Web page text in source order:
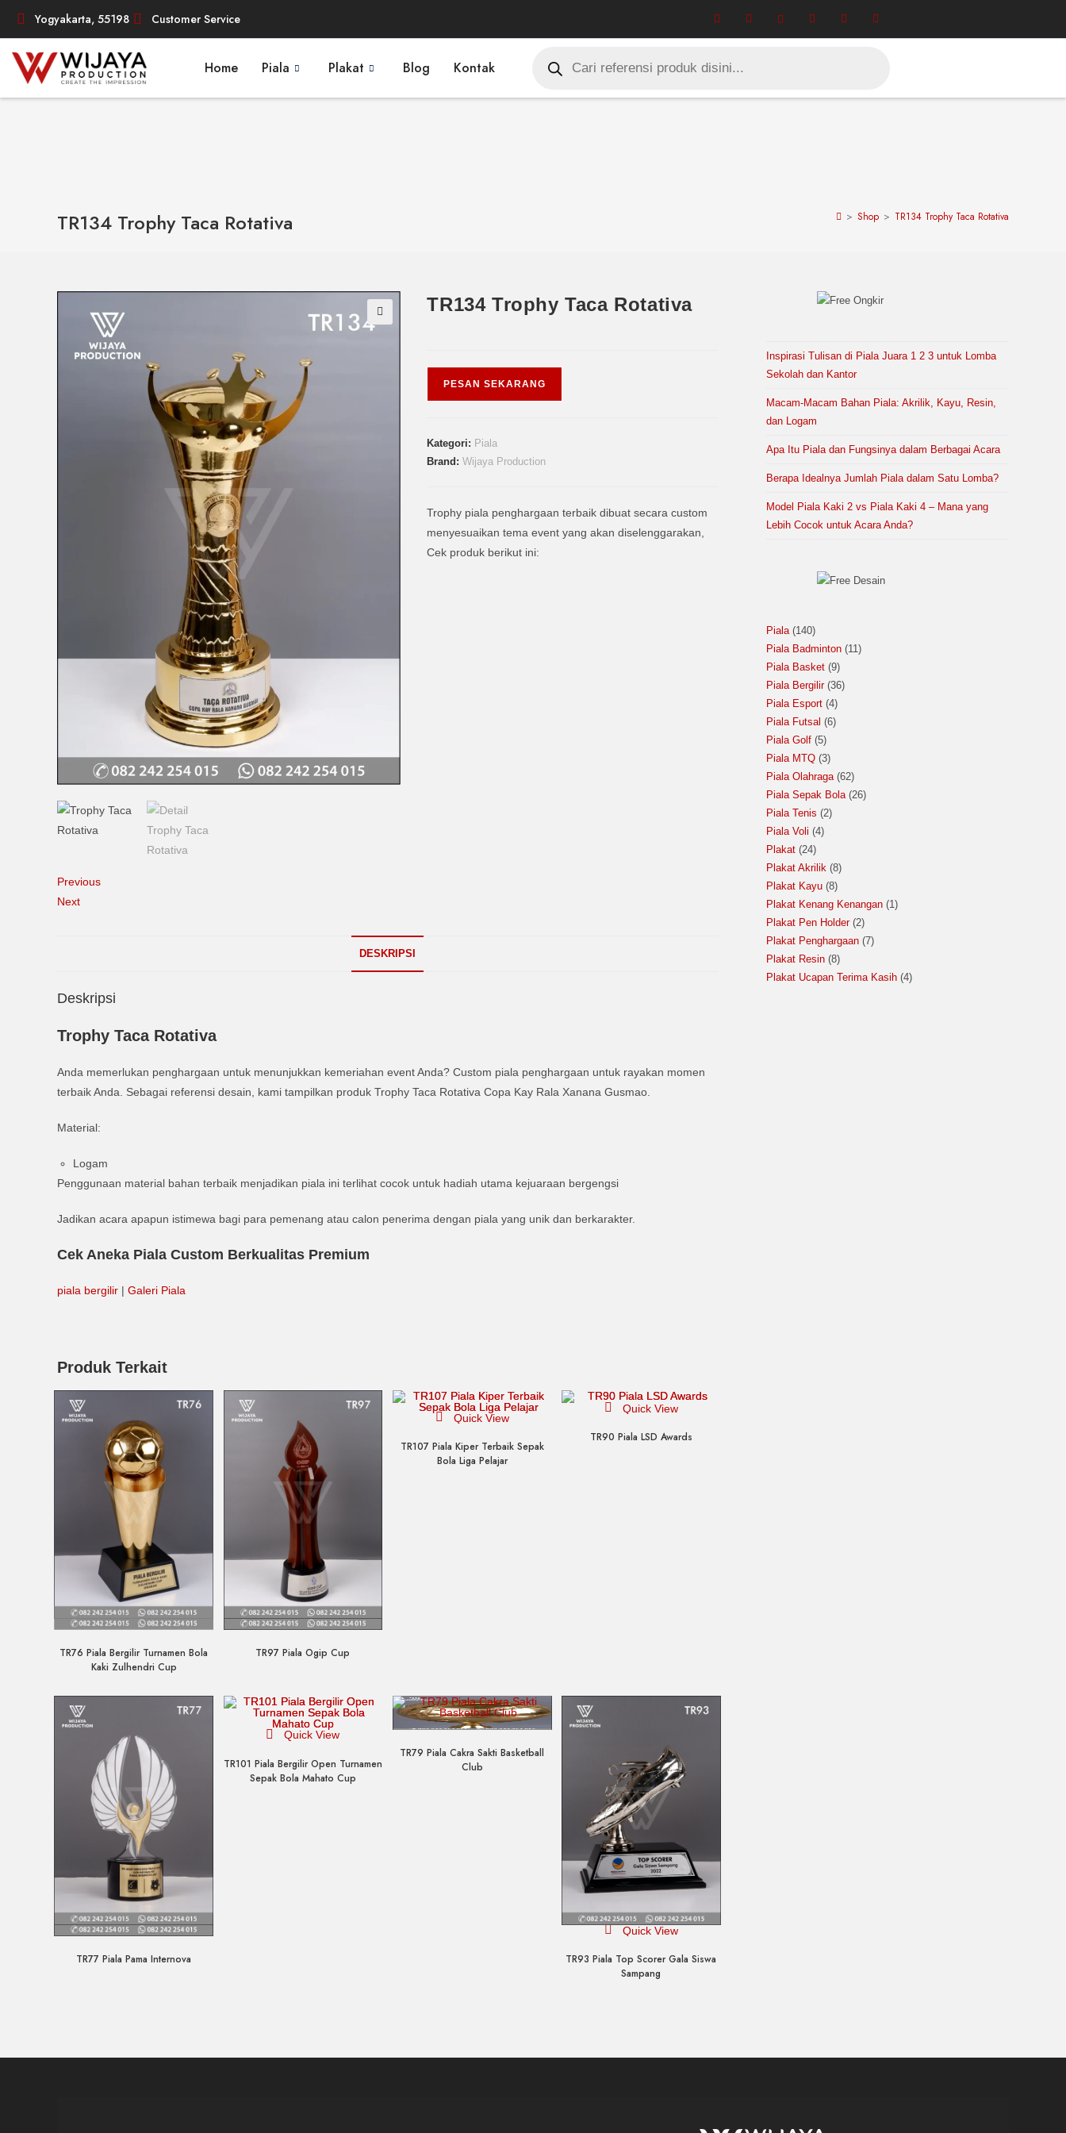
Yogyakarta, 55198 Customer Service
Home Piala Plakat Blog Kontak
TR134 Trophy Taca Rotativa > Shop > TR134 Trophy Taca Rotativa
Previous
Next
TR134 Trophy Taca Rotativa
PESAN SEKARANG
Kategori: Piala
Brand:Wijaya Production
Trophy piala penghargaan terbaik dibuat secara custom
menyesuaikan tema event yang akan diselenggarakan,
Cek produk berikut ini:
DESKRIPSI
Deskripsi
Trophy Taca Rotativa
Anda memerlukan penghargaan untuk menunjukkan kemeriahan event Anda? Custom piala penghargaan untuk rayakan momen
terbaik Anda. Sebagai referensi desain, kami tampilkan produk Trophy Taca Rotativa Copa Kay Rala Xanana Gusmao.
Material:
Logam
Penggunaan material bahan terbaik menjadikan piala ini terlihat cocok untuk hadiah utama kejuaraan bergengsi
Jadikan acara apapun istimewa bagi para pemenang atau calon penerima dengan piala yang unik dan berkarakter.
Cek Aneka Piala Custom Berkualitas Premium
piala bergilir | Galeri Piala
Produk Terkait
Quick View
TR76 Piala Bergilir Turnamen Bola
Kaki Zulhendri Cup
Quick View
TR97 Piala Ogip Cup
Quick View
TR107 Piala Kiper Terbaik Sepak
Bola Liga Pelajar
Quick View
TR90 Piala LSD Awards
Quick View
TR77 Piala Pama Internova
Quick View
TR101 Piala Bergilir Open Turnamen
Sepak Bola Mahato Cup
Quick View
TR79 Piala Cakra Sakti Basketball
Club
Quick View
TR93 Piala Top Scorer Gala Siswa
Sampang
Inspirasi Tulisan di Piala Juara 1 2 3 untuk Lomba
Sekolah dan Kantor
Macam-Macam Bahan Piala: Akrilik, Kayu, Resin,
dan Logam
Apa Itu Piala dan Fungsinya dalam Berbagai Acara
Berapa Idealnya Jumlah Piala dalam Satu Lomba?
Model Piala Kaki 2 vs Piala Kaki 4 – Mana yang
Lebih Cocok untuk Acara Anda?
Piala 140
Piala Badminton 11
Piala Basket 9
Piala Bergilir 36
Piala Esport 4
Piala Futsal
6
Piala Golf 5
Piala MTQ 3
Piala Olahraga 62
Piala Sepak Bola 26
Piala Tenis 2
Piala Voli 4
Plakat 24
Plakat Akrilik 8
Plakat Kayu 8
Plakat Kenang Kenangan 1
Plakat Pen Holder 2
Plakat Penghargaan 7
Plakat Resin 8
Plakat Ucapan Terima Kasih 4